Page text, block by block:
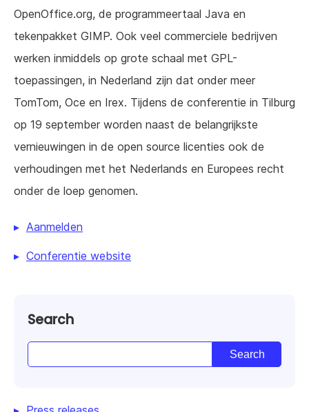
OpenOffice.org, de programmeertaal Java en
tekenpakket GIMP. Ook veel commerciele bedrijven
werken inmiddels op grote schaal met GPL-
toepassingen, in Nederland zijn dat onder meer
TomTom, Oce en Irex. Tijdens de conferentie in Tilburg
op 19 september worden naast de belangrijkste
vernieuwingen in de open source licenties ook de
verhoudingen met het Nederlands en Europees recht
onder de loep genomen.
Aanmelden
Conferentie website
Search